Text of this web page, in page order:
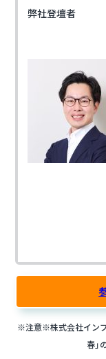
弊社登壇者
※注意※株式会社イン
春」